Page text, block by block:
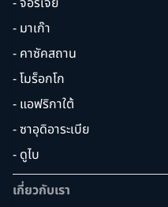
- มาเก๊า
- คาซัคสถาน
- โมร็อกโก
- แอฟริกาใต้
- ซาอุดิอาระเบีย
- ดูไบ
เกี่ยวกับเรา